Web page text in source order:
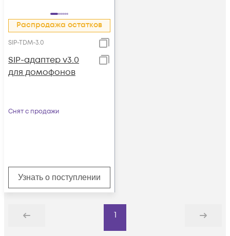
Распродажа остатков
SIP-TDM-3.0
SIP-адаптер v3.0
для домофонов
Снят с продажи
Узнать о поступлении
Назад
1
Дальше